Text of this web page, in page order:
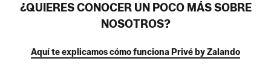
¿QUIERES CONOCER UN POCO MÁS SOBRE
NOSOTROS?
Aquí te explicamos cómo funciona Privé by Zalando